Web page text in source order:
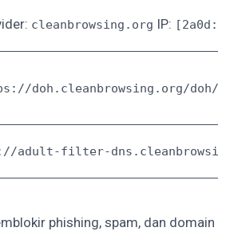
cleanbrowsing.org IP:
doh.cleanbrowsing.org/
adult-filter-
phishing, spam, dan domain